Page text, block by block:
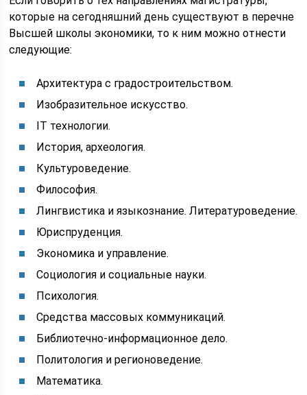
которые на сегодняшний день существуют в перечне
Высшей школы экономики, то к ним можно отнести
следующие:
Архитектура с градостроительством.
Изобразительное искусство.
IT технологии.
История, археология.
Культуроведение.
Философия.
Лингвистика и языкознание. Литературоведение.
Юриспруденция.
Экономика и управление.
Социология и социальные науки.
Психология.
Средства массовых коммуникаций.
Библиотечно-информационное дело.
Политология и регионоведение.
Математика.